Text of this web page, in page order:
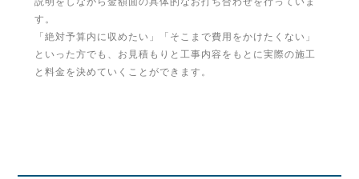
す。
「絶対予算内に収めたい」「そこまで費用をかけたくない」
といった方でも、お見積もりと工事内容をもとに実際の施工
と料金を決めていくことができます。